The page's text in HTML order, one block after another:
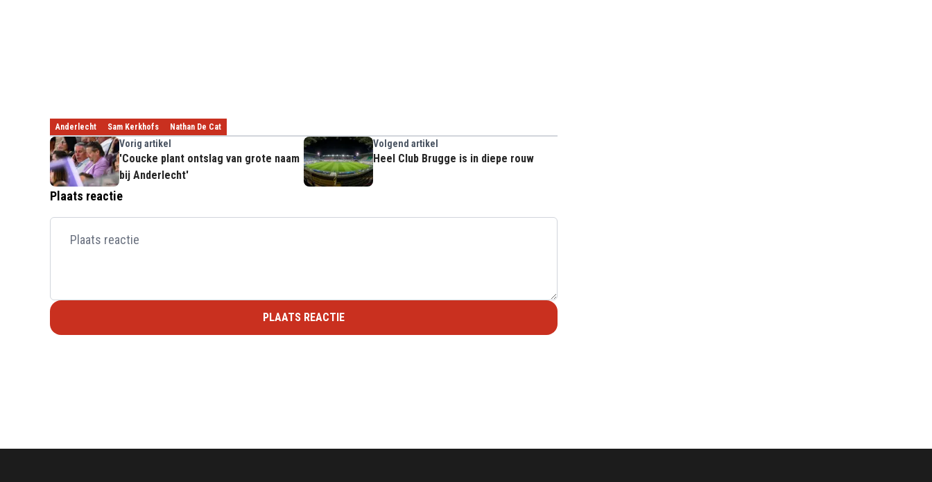
Anderlecht Sam Kerkhofs Nathan De Cat
Vorig artikel
'Coucke plant ontslag van grote naam
bij Anderlecht'
Volgend artikel
Heel Club Brugge is in diepe rouw
Plaats reactie
PLAATS REACTIE